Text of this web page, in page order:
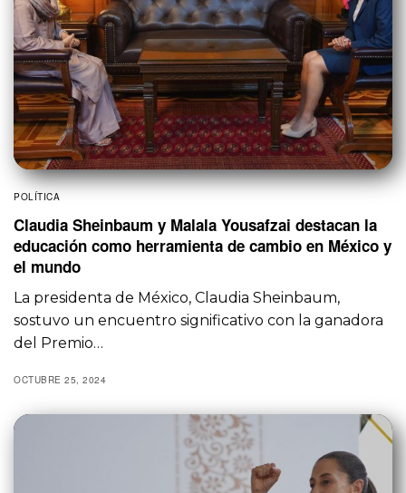
POLÍTICA
Claudia Sheinbaum y Malala Yousafzai destacan la
educación como herramienta de cambio en México y
el mundo
La presidenta de México, Claudia Sheinbaum,
sostuvo un encuentro significativo con la ganadora
del Premio…
OCTUBRE 25, 2024